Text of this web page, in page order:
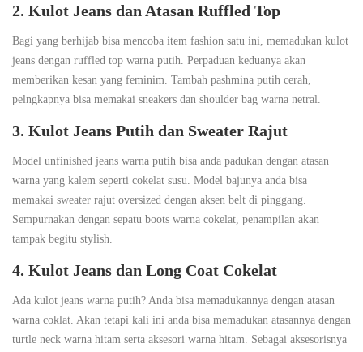
2. Kulot Jeans dan Atasan Ruffled Top
Bagi yang berhijab bisa mencoba item fashion satu ini, memadukan kulot
jeans dengan ruffled top warna putih. Perpaduan keduanya akan
memberikan kesan yang feminim. Tambah pashmina putih cerah,
pelngkapnya bisa memakai sneakers dan shoulder bag warna netral.
3. Kulot Jeans Putih dan Sweater Rajut
Model unfinished jeans warna putih bisa anda padukan dengan atasan
warna yang kalem seperti cokelat susu. Model bajunya anda bisa
memakai sweater rajut oversized dengan aksen belt di pinggang.
Sempurnakan dengan sepatu boots warna cokelat, penampilan akan
tampak begitu stylish.
4. Kulot Jeans dan Long Coat Cokelat
Ada kulot jeans warna putih? Anda bisa memadukannya dengan atasan
warna coklat. Akan tetapi kali ini anda bisa memadukan atasannya dengan
turtle neck warna hitam serta aksesori warna hitam. Sebagai aksesorisnya